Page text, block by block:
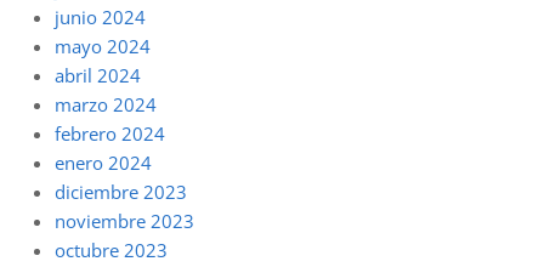
junio 2024
mayo 2024
abril 2024
marzo 2024
febrero 2024
enero 2024
diciembre 2023
noviembre 2023
octubre 2023